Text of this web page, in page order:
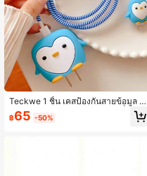
Teckwe 1 ชิ้น เคสป้องกันสายข้อมูล น่า
รัก ปลอกป้องกัน PVC สำหรับเครื่องชาร์
จ,ชุดป้องกันเครื่องชาร์จเร็ว น่ารัก
฿65 -50%